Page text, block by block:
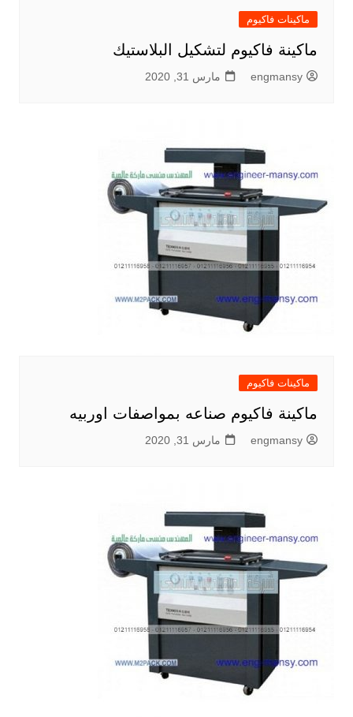
ماكينات فاكيوم
ماكينة فاكيوم لتشكيل البلاستيك
engmansy مارس 31, 2020
ماكينات فاكيوم
ماكينة فاكيوم صناعه بمواصفات اوربيه
engmansy مارس 31, 2020